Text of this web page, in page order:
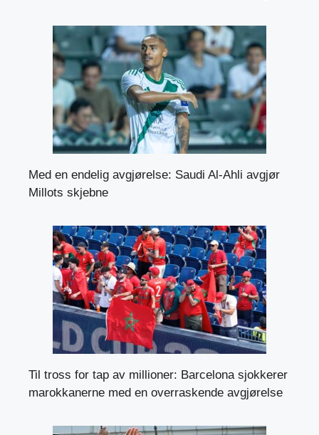
Med en endelig avgjørelse: Saudi Al-Ahli avgjør
Millots skjebne
Til tross for tap av millioner: Barcelona sjokkerer
marokkanerne med en overraskende avgjørelse